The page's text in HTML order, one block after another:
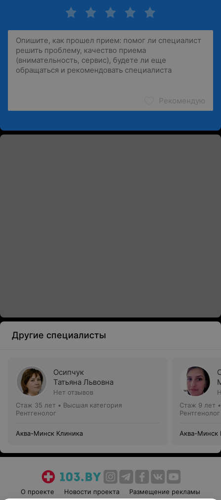
Рекомендую
Другие специалисты
Осипчук
Татьяна Львовна
Нет отзывов
Стаж 35 лет • Высшая категория
Рентгенолог
Аква-Минск Клиника
Стаж 9 лет
Рентгенолог
Аква-Минск
О проекте Новости проекта Размещение рекламы